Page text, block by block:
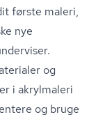
første maleri,
nye
og
i akrylmaleri
og bruge